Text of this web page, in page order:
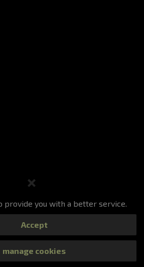
provide you with a better service.
Accept
manage cookies
Preise Unsere Dienste
F.a.q
Sie Ihre Bestellung